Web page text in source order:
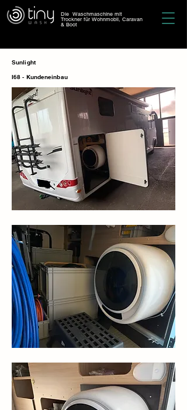
Die Waschmaschine mit
Trockner für Wohnmobil, Caravan
& Boot
Sunlight
I68 - Kundeneinbau